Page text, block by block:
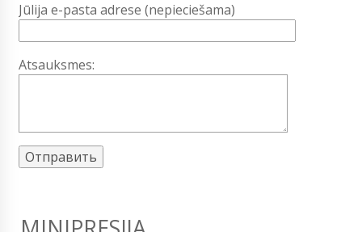
Jūlija e-pasta adrese (nepieciešama)
Atsauksmes: